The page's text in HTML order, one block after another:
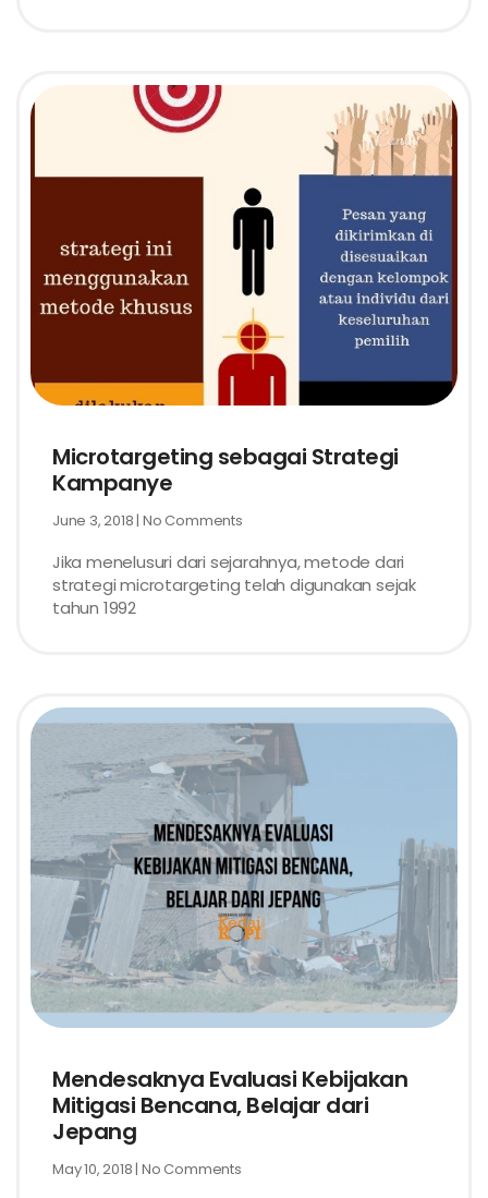
Microtargeting sebagai Strategi
Kampanye
June 3, 2018 No Comments
Jika menelusuri dari sejarahnya, metode dari
strategi microtargeting telah digunakan sejak
tahun 1992
Mendesaknya Evaluasi Kebijakan
Mitigasi Bencana, Belajar dari
Jepang
May 10, 2018 No Comments